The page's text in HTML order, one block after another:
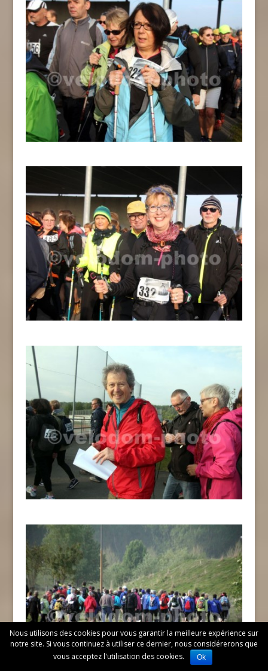
Nous utilisons des cookies pour vous garantir la meilleure expérience sur
notre site. Si vous continuez à utiliser ce dernier, nous considérerons que
vous acceptez l'utilisation des cookies.
Ok